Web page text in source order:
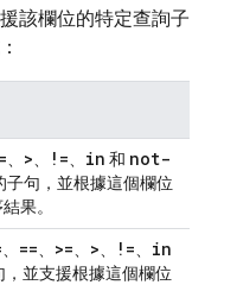
該欄位的特定查詢子
、 >、 !=、 in 和 not-
子句，並根據這個欄位
果。
、 ==、 >=、 >、 !=、 in
，並支援根據這個欄位